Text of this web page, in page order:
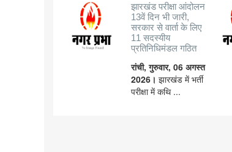
झारखंड परीक्षा आंदोलन
13वें दिन भी जारी,
सरकार से वार्ता के लिए
11 सदस्यीय
प्रतिनिधिमंडल गठित
रांची, गुरुवार, 06 अगस्त
2026। झारखंड में भर्ती
परीक्षा में कथि ...